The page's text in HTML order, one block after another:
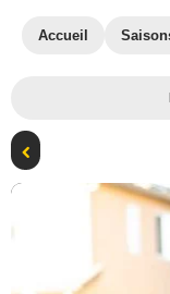
Accueil